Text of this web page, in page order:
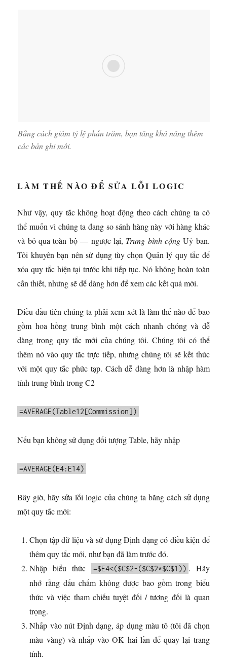
Bằng cách giảm tỷ lệ phần trăm, bạn tăng khả năng thêm
các bản ghi mới.
LÀM THẾ NÀO ĐỂ SỬA LỖI LOGIC
Như vậy, quy tắc không hoạt động theo cách chúng ta có
thể muốn vì chúng ta đang so sánh hàng này với hàng khác
và bỏ qua toàn bộ — ngược lại, Trung bình cộngUỷ ban.
Tôi khuyên bạn nên sử dụng tùy chọn Quản lý quy tắc để
xóa quy tắc hiện tại trước khi tiếp tục. Nó không hoàn toàn
cần thiết, nhưng sẽ dễ dàng hơn để xem các kết quả mới.
Điều đầu tiên chúng ta phải xem xét là làm thế nào để bao
gồm hoa hồng trung bình một cách nhanh chóng và dễ
dàng trong quy tắc mới của chúng tôi. Chúng tôi có thể
thêm nó vào quy tắc trực tiếp, nhưng chúng tôi sẽ kết thúc
với một quy tắc phức tạp. Cách dễ dàng hơn là nhập hàm
tính trung bình trong C2
=AVERAGE(Table12[Commission])
Nếu bạn không sử dụng đối tượng Table, hãy nhập
=AVERAGE(E4:E14)
Bây giờ, hãy sửa lỗi logic của chúng ta bằng cách sử dụng
một quy tắc mới:
Chọn tập dữ liệu và sử dụng Định dạng có điều kiện để
thêm quy tắc mới, như bạn đã làm trước đó.
Nhập biểu thức
=$E4<($C$2-($C$2*$C$1)) . Hãy
nhớ rằng dấu chấm không được bao gồm trong biểu
thức và việc tham chiếu tuyệt đối / tương đối là quan
trọng.
Nhấp vào nút Định dạng, áp dụng màu tô (tôi đã chọn
màu vàng) và nhấp vào OK hai lần để quay lại trang
tính.